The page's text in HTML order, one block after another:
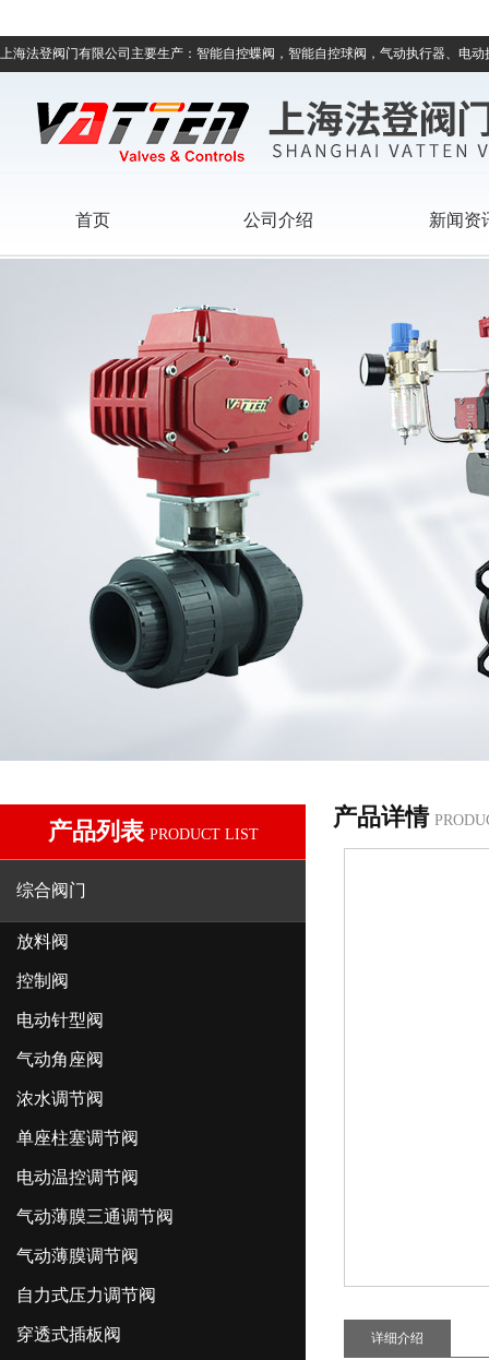
上海法登阀门有限公司主要生产：智能自控蝶阀，智能自控球阀，气动执行器、电
首页 公司介绍 新闻资
产品列表 PRODUCT LIST
综合阀门
放料阀
控制阀
电动针型阀
气动角座阀
浓水调节阀
单座柱塞调节阀
电动温控调节阀
气动薄膜三通调节阀
气动薄膜调节阀
自力式压力调节阀
穿透式插板阀
产品详情
详细介绍